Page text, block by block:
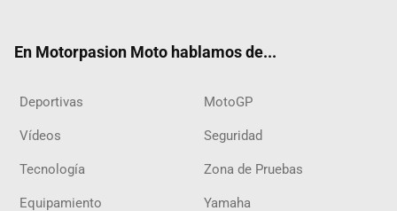
En Motorpasion Moto hablamos de...
Deportivas MotoGP
Vídeos Seguridad
Tecnología Zona de Pruebas
Equipamiento Yamaha